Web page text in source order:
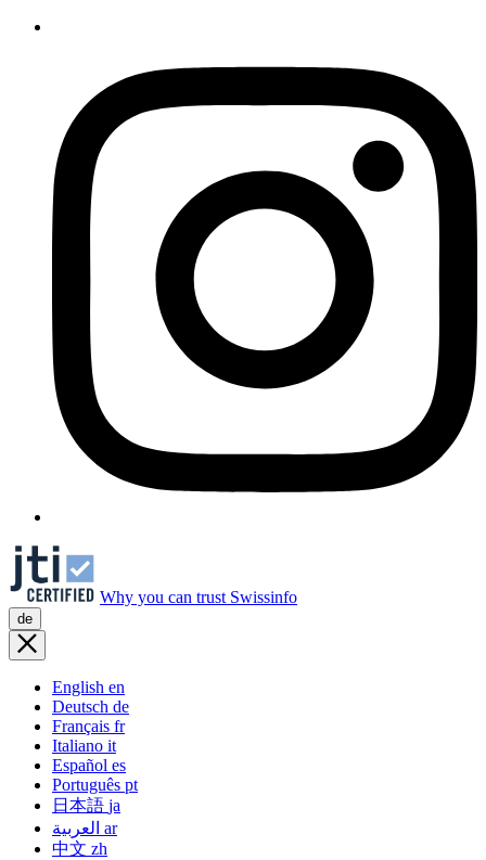
Why you can trust Swissinfo
de
English en
Deutsch de
Français fr
Italiano it
Español es
Português pt
日本語 ja
ar
中文 zh